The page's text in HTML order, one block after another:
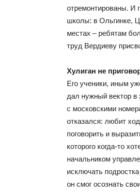
отремонтированы. И
школы: в Ольгинке,
местах – ребятам
труд Вердиеву
Хулиган не
Его ученики, иным
дал нужный вектор
с московскими
отказался: любит
поговорить и
которого когда-то
начальником
исключать
он смог осознать